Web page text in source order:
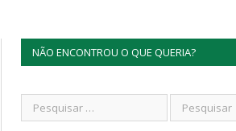
NÃO ENCONTROU O QUE QUERIA?